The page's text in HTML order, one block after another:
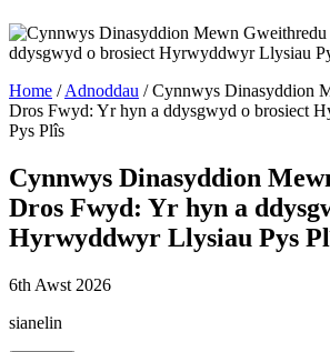
Home /Adnoddau /Cynnwys Dinasyddion
Dros Fwyd: Yr hyn a ddysgwyd o brosiect
Pys Plîs
Cynnwys Dinasyddion
Dros Fwyd: Yr hyn a
Hyrwyddwyr Llysiau Pys
6th Awst 2026
sianelin